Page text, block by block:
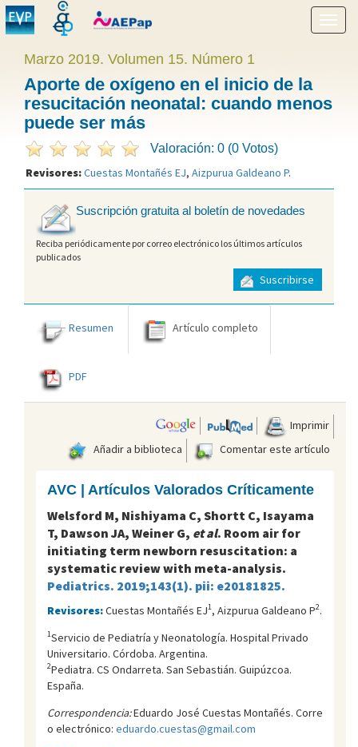
menú
Marzo 2019. Volumen 15. Número 1
Aporte de oxígeno en el inicio de la
resucitación neonatal: cuando menos
puede ser más
Valoración: 0 (0 Votos)
Revisores:Cuestas Montañés EJ, Aizpurua Galdeano P.
Suscripción gratuita al boletín de novedades
Reciba periódicamente por correo electrónico los últimos artículos
publicados
Suscribirse
Resumen Artículo completo
PDF
Imprimir
Añadir a biblioteca
Comentar este artículo
AVC | Artículos Valorados Críticamente
Welsford M, Nishiyama C, Shortt C, Isayama
T, Dawson JA, Weiner G, et al. Room air for
initiating term newborn resuscitation: a
systematic review with meta-analysis.
Pediatrics. 2019;143(1). pii: e20181825.
Revisores:Cuestas Montañés EJ1, Aizpurua Galdeano P2.
1Servicio de Pediatría y Neonatología. Hospital Privado
Universitario. Córdoba. Argentina.
2Pediatra. CS Ondarreta. San Sebastián. Guipúzcoa.
España.
Correspondencia:Eduardo José Cuestas Montañés. Corre
o electrónico: eduardo.cuestas@gmail.com